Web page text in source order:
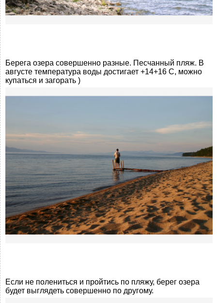
Берега озера совершенно разные. Песчанный пляж. В
августе температура воды достигает +14+16 С, можно
купаться и загорать )
Если не полениться и пройтись по пляжу, берег озера
будет выглядеть совершенно по другому.